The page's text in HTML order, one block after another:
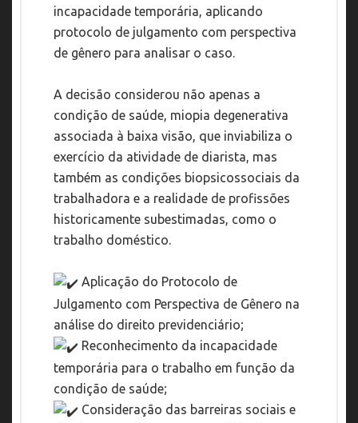
incapacidade temporária, aplicando
protocolo de julgamento com perspectiva
de gênero para analisar o caso.
A decisão considerou não apenas a
condição de saúde, miopia degenerativa
associada à baixa visão, que inviabiliza o
exercício da atividade de diarista, mas
também as condições biopsicossociais da
trabalhadora e a realidade de profissões
historicamente subestimadas, como o
trabalho doméstico.
Aplicação do Protocolo de
Julgamento com Perspectiva de Gênero na
análise do direito previdenciário;
Reconhecimento da incapacidade
temporária para o trabalho em função da
condição de saúde;
Consideração das barreiras sociais e